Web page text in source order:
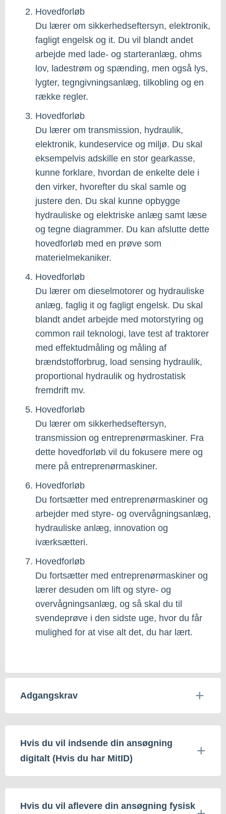
Hovedforløb
Du lærer om sikkerhedseftersyn, elektronik,
fagligt engelsk og it. Du vil blandt andet
arbejde med lade- og starteranlæg, ohms
lov, ladestrøm og spænding, men også lys,
lygter, tegngivningsanlæg, tilkobling og en
række regler.
Hovedforløb
Du lærer om transmission, hydraulik,
elektronik, kundeservice og miljø. Du skal
eksempelvis adskille en stor gearkasse,
kunne forklare, hvordan de enkelte dele i
den virker, hvorefter du skal samle og
justere den. Du skal kunne opbygge
hydrauliske og elektriske anlæg samt læse
og tegne diagrammer. Du kan afslutte dette
hovedforløb med en prøve som
materielmekaniker.
Hovedforløb
Du lærer om dieselmotorer og hydrauliske
anlæg, faglig it og fagligt engelsk. Du skal
blandt andet arbejde med motorstyring og
common rail teknologi, lave test af traktorer
med effektudmåling og måling af
brændstofforbrug, load sensing hydraulik,
proportional hydraulik og hydrostatisk
fremdrift mv.
Hovedforløb
Du lærer om sikkerhedseftersyn,
transmission og entreprenørmaskiner. Fra
dette hovedforløb vil du fokusere mere og
mere på entreprenørmaskiner.
Hovedforløb
Du fortsætter med entreprenørmaskiner og
arbejder med styre- og overvågningsanlæg,
hydrauliske anlæg, innovation og
iværksætteri.
Hovedforløb
Du fortsætter med entreprenørmaskiner og
lærer desuden om lift og styre- og
overvågningsanlæg, og så skal du til
svendeprøve i den sidste uge, hvor du får
mulighed for at vise alt det, du har lært.
Adgangskrav
Hvis du vil indsende din ansøgning
digitalt (Hvis du har MitID)
Hvis du vil aflevere din ansøgning fysisk